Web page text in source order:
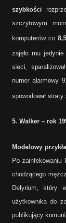
szybkości
szczytowym
komputerów co
zajęło mu
sieci,
numer alarmowy
spowodował
5. Walker – rok
Modelowy
Po zainfekowaniu
chodzącego
Delyrium, który
użytkownika do
publikujący